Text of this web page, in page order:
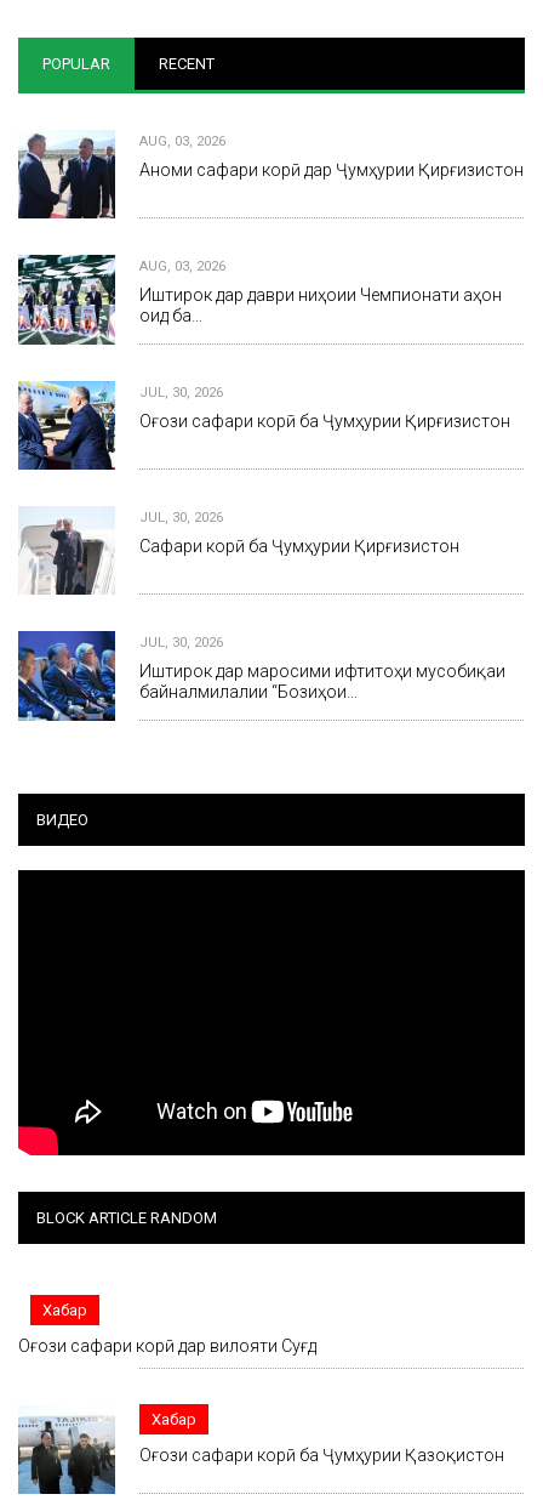
POPULAR RECENT
AUG, 03, 2026
Анҷоми сафари корӣ дар Ҷумҳурии Қирғизистон
AUG, 03, 2026
Иштирок дар даври ниҳоии Чемпионати ҷаҳон
оид ба…
JUL, 30, 2026
Оғози сафари корӣ ба Ҷумҳурии Қирғизистон
JUL, 30, 2026
Сафари корӣ ба Ҷумҳурии Қирғизистон
JUL, 30, 2026
Иштирок дар маросими ифтитоҳи мусобиқаи
байналмилалии “Бозиҳои…
ВИДЕО
BLOCK ARTICLE RANDOM
Хабар
Оғози сафари корӣ дар вилояти Суғд
Хабар
Оғози сафари корӣ ба Ҷумҳурии Қазоқистон